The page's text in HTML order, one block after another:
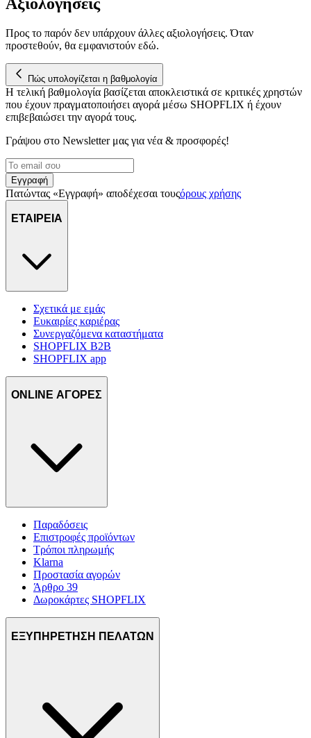
διεύθυνση IP σας, χρησιμοποιώντας τεχνολογία όπως cookies
στη συσκευή σας, με σκοπό την προβολή εξατομικευμένων
διαφημίσεων και περιεχομένου, τις μετρήσεις σχετικά με
μας και την ανάπτυξη προϊόντων. Επίσης, κοινοποιούμε
πληροφορίες σχετικά με την από μέρους σας χρήση της
τοποθεσίας μας στους συνεργάτες μέσων κοινωνικής
δικτύωσης, διαφημίσεων και ανάλυσης.
Προς το παρόν δεν υπάρχουν άλλες αξιολογήσεις. Όταν
προστεθούν, θα εμφανιστούν εδώ.
Πώς υπολογίζεται η βαθμολογία
Η τελική βαθμολογία βασίζεται αποκλειστικά σε κριτικές χρηστών
που έχουν πραγματοποιήσει αγορά μέσω SHOPFLIX ή έχουν
επιβεβαιώσει την αγορά τους.
Γράψου στο Νewsletter μας για νέα & προσφορές!
Εγγραφή
Πατώντας «Εγγραφή» αποδέχεσαι τουςόρους χρήσης
ΕΤΑΙΡΕΙΑ
Σχετικά με εμάς
Ευκαιρίες καριέρας
Συνεργαζόμενα καταστήματα
SHOPFLIX B2B
SHOPFLIX app
ONLINE ΑΓΟΡΕΣ
Παραδόσεις
Επιστροφές προϊόντων
Τρόποι πληρωμής
Klarna
Προστασία αγορών
Άρθρο 39
Δωροκάρτες SHOPFLIX
ΕΞΥΠΗΡΕΤΗΣΗ ΠΕΛΑΤΩΝ